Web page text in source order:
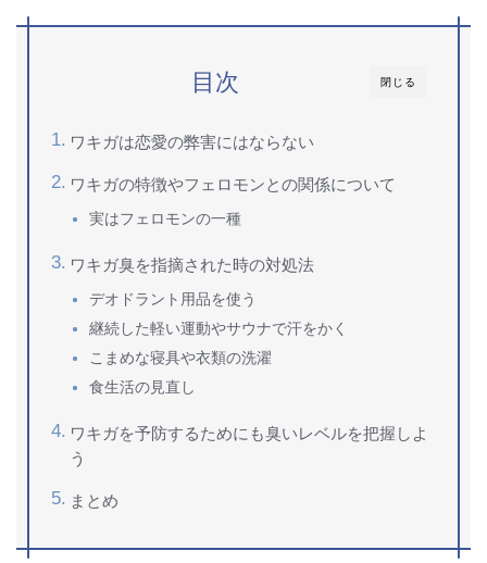
閉じる
目次
ワキガは恋愛の弊害にはならない
ワキガの特徴やフェロモンとの関係について
実はフェロモンの一種
ワキガ臭を指摘された時の対処法
デオドラント用品を使う
継続した軽い運動やサウナで汗をかく
こまめな寝具や衣類の洗濯
食生活の見直し
ワキガを予防するためにも臭いレベルを把握しよ
う
まとめ